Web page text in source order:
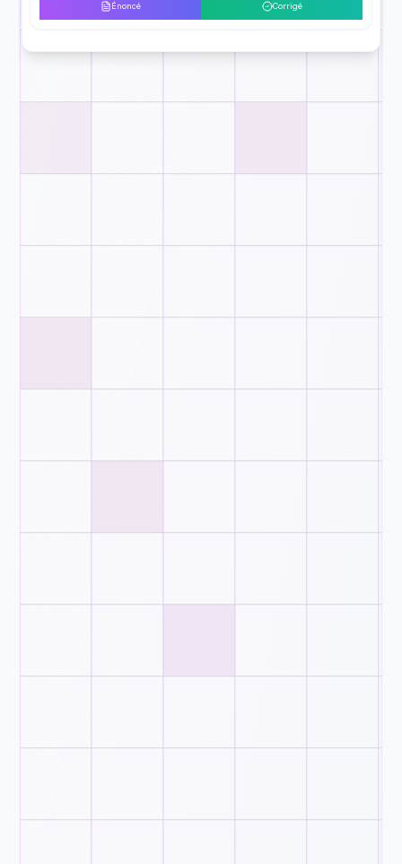
Énoncé
Corrigé